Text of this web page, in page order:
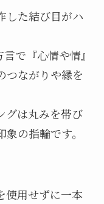
した結び目がハ
で『心情や情』
つながりや縁を
グは丸みを帯び
の指輪です。
使用せずに一本